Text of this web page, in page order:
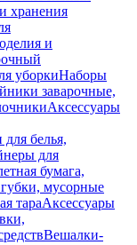
хранения
и
уборкиНаборы
заварочные,
Аксессуары
белья,
для
бумага,
мусорные
тараАксессуары
Вешалки-